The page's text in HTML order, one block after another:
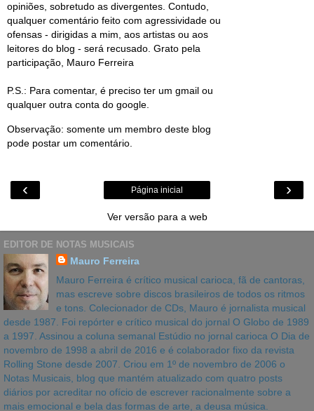
opiniões, sobretudo as divergentes. Contudo,
qualquer comentário feito com agressividade ou
ofensas - dirigidas a mim, aos artistas ou aos
leitores do blog - será recusado. Grato pela
participação, Mauro Ferreira
P.S.: Para comentar, é preciso ter um gmail ou
qualquer outra conta do google.
Observação: somente um membro deste blog
pode postar um comentário.
‹ ›
Página inicial
Ver versão para a web
EDITOR DE NOTAS MUSICAIS
Mauro Ferreira
Mauro Ferreira é crítico musical carioca, fã de cantoras,
mas escreve sobre discos brasileiros de todos os ritmos
e tons. Colecionador de CDs, Mauro é jornalista musical
desde 1987. Foi repórter e crítico musical do jornal O Globo de 1989
a 1997. Assinou a coluna semanal Estúdio no jornal carioca O Dia de
novembro de 1998 a abril de 2016 e é colaborador fixo da revista
Rolling Stone desde 2007. Criou em 1º de novembro de 2006 o
Notas Musicais, blog que mantém atualizado com quatro posts
diários por acreditar no ofício de escrever racionalmente sobre a
mais emocional e bela das formas de arte, a deusa música.